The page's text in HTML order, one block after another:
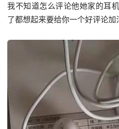
我不知道怎么评论他她家的耳
了都想起来要给你一个好评论加